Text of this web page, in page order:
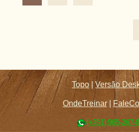
Topo |Versão
OndeTreinar|
(+351) 965-267-